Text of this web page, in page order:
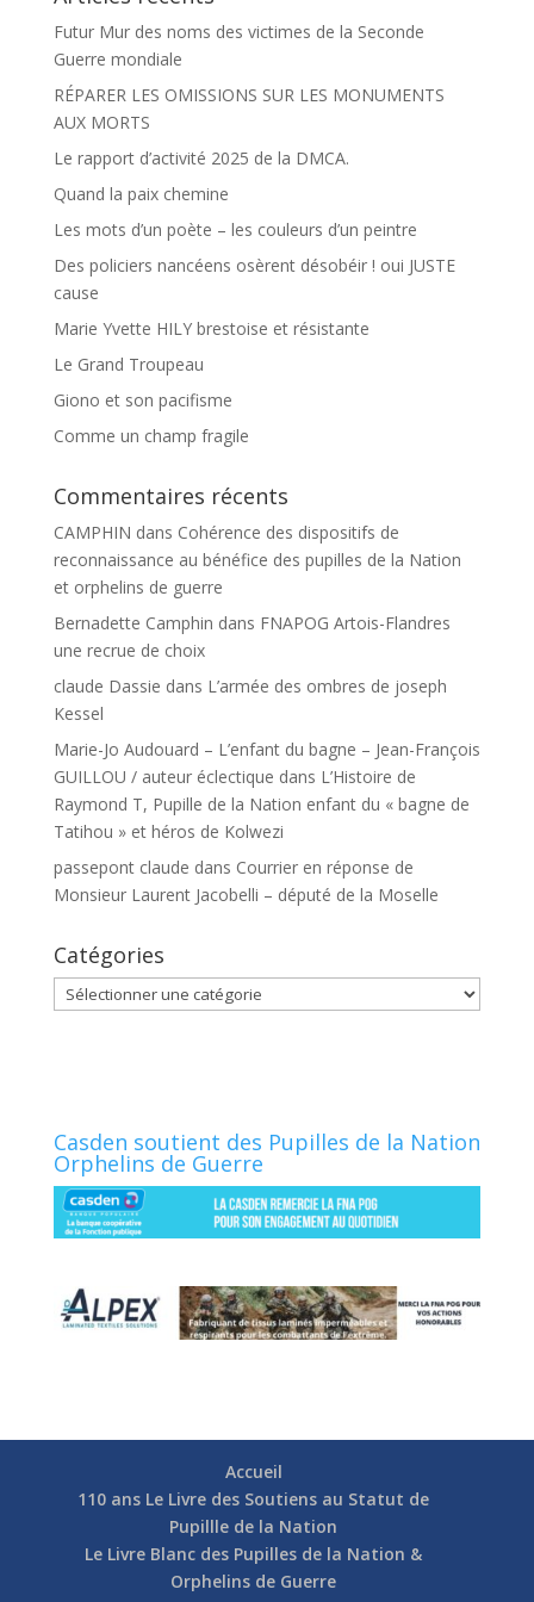
Futur Mur des noms des victimes de la Seconde
Guerre mondiale
RÉPARER LES OMISSIONS SUR LES MONUMENTS
AUX MORTS
Le rapport d’activité 2025 de la DMCA.
Quand la paix chemine
Les mots d’un poète – les couleurs d’un peintre
Des policiers nancéens osèrent désobéir ! oui JUSTE
cause
Marie Yvette HILY brestoise et résistante
Le Grand Troupeau
Giono et son pacifisme
Comme un champ fragile
Commentaires récents
CAMPHIN dans Cohérence des dispositifs de
reconnaissance au bénéfice des pupilles de la Nation
et orphelins de guerre
Bernadette Camphin dans FNAPOG Artois-Flandres
une recrue de choix
claude Dassie dans L’armée des ombres de joseph
Kessel
Marie-Jo Audouard – L’enfant du bagne – Jean-François
GUILLOU / auteur éclectique dans L’Histoire de
Raymond T, Pupille de la Nation enfant du « bagne de
Tatihou » et héros de Kolwezi
passepont claude dans Courrier en réponse de
Monsieur Laurent Jacobelli – député de la Moselle
Catégories
Catégories
Casden soutient des Pupilles de la Nation
Orphelins de Guerre
Accueil
110 ans Le Livre des Soutiens au Statut de
Pupillle de la Nation
Le Livre Blanc des Pupilles de la Nation &
Orphelins de Guerre